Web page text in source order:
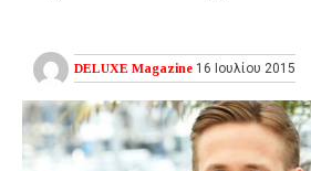
DELUXE Magazine 16 Ιουλίου 2015